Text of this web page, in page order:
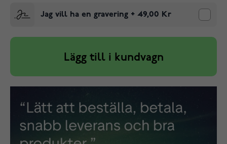
Jag vill ha en gravering + 49,00 Kr
Lägg till i kundvagn